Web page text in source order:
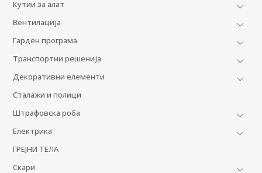
Кутии за алат
Вентилација
Гарден програма
Транспортни решенија
Декоративни елементи
Сталажи и полици
Штрафовска роба
Електрика
ГРЕЈНИ ТЕЛА
Скари